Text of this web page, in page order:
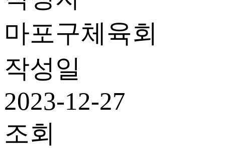
마포구체육회
작성일
2023-12-27
조회